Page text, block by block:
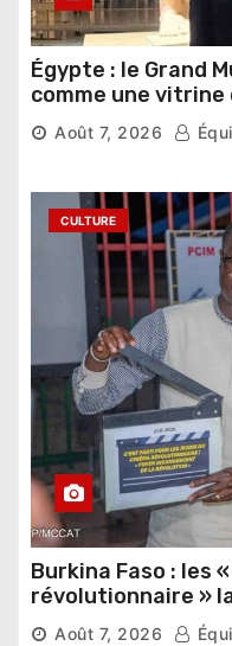
Égypte : le Grand
comme une
pharaonique
étrangers
Août 7, 2026
CULTURE
Burkina Faso : les
révolutionnaire »
Thomas Sankara
Août 7, 2026